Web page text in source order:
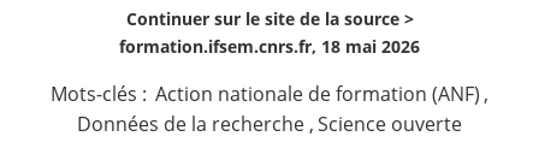
Continuer sur le site de la source >
formation.ifsem.cnrs.fr, 18 mai 2026
Mots-clés : Action nationale de formation (ANF) ,
Données de la recherche ,Science ouverte